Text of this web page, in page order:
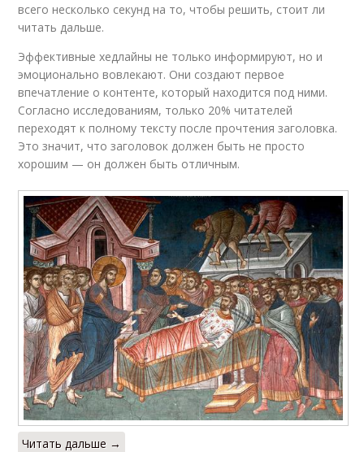
всего несколько секунд на то, чтобы решить, стоит ли
читать дальше.
Эффективные хедлайны не только информируют, но и
эмоционально вовлекают. Они создают первое
впечатление о контенте, который находится под ними.
Согласно исследованиям, только 20% читателей
переходят к полному тексту после прочтения заголовка.
Это значит, что заголовок должен быть не просто
хорошим — он должен быть отличным.
Читать дальше →